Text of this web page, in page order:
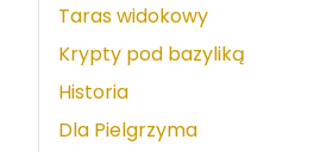
Taras widokowy
Krypty pod bazyliką
Historia
Dla Pielgrzyma